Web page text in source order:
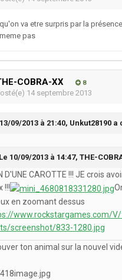
va etre surpris par la
pas
COBRA-XX 8
14 septembre 2013
09/2013 à 21:40, Unkut28190 a
Le 10/09/2013 à 14:47, THE-
D'UNE CAROTTE !!! JE crois
!!!
en zoomant dessus
www.rockstargames.com/
screenshot/833-1280.jpg
ton animal sur la nouvel